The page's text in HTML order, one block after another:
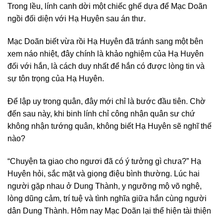
Trong lều, lính canh dời một chiếc ghế dựa để Mạc Doãn
ngồi đối diện với Hạ Huyên sau án thư.
Mạc Doãn biết vừa rồi Hạ Huyên đã tránh sang một bên
xem náo nhiệt, đây chính là khảo nghiệm của Hạ Huyên
đối với hắn, là cách duy nhất để hắn có được lòng tin và
sự tôn trọng của Hạ Huyên.
Để lập uy trong quân, đây mới chỉ là bước đầu tiên. Chờ
đến sau này, khi binh lính chỉ công nhận quân sư chứ
không nhận tướng quân, không biết Hạ Huyên sẽ nghĩ thế
nào?
“Chuyện ta giao cho ngươi đã có ý tưởng gì chưa?” Hạ
Huyên hỏi, sắc mặt và giọng điệu bình thường. Lúc hai
người gặp nhau ở Dung Thành, y ngưỡng mộ võ nghệ,
lòng dũng cảm, trí tuệ và tình nghĩa giữa hắn cùng người
dân Dung Thành. Hôm nay Mạc Doãn lại thể hiện tài thiện